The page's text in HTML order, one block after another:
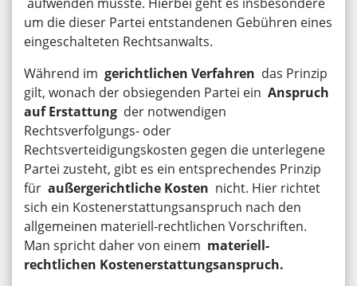
um die dieser Partei entstandenen Gebühren eines
eingeschalteten Rechtsanwalts.
Während im gerichtlichen Verfahren das Prinzip
gilt, wonach der obsiegenden Partei ein Anspruch
auf Erstattung der notwendigen
Rechtsverfolgungs- oder
Rechtsverteidigungskosten gegen die unterlegene
Partei zusteht, gibt es ein entsprechendes Prinzip
für außergerichtliche Kosten nicht. Hier richtet
sich ein Kostenerstattungsanspruch nach den
allgemeinen materiell-rechtlichen Vorschriften.
Man spricht daher von einem materiell-
rechtlichen Kostenerstattungsanspruch.